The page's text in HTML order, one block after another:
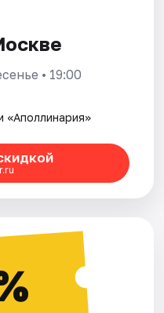
• 19:00
«Аполлинария»